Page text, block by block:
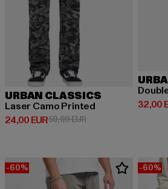
URBAN CLASSICS
Laser Camo Printed
24,00 EUR
Derzeitiger Preis: 24,00 EUR
59,99 EURAktionspreis: 59,99 EUR
32,00
-60% -60%